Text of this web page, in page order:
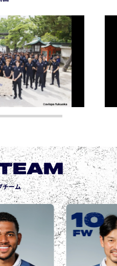
チーム
10
FW